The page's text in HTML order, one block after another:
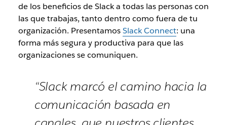
de los beneficios de Slack a todas las personas con
las que trabajas, tanto dentro como fuera de tu
organización. PresentamosSlack Connect: una
forma más segura y productiva para que las
organizaciones se comuniquen.
“Slack marcó el camino hacia la
comunicación basada en